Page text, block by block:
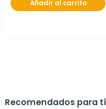
Añadir al carrito
Recomendados para ti